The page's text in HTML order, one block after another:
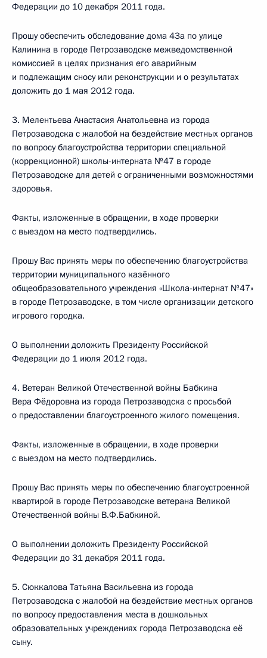
Федерации до 10 декабря 2011 года.
Прошу обеспечить обследование дома 43а по улице
Калинина в городе Петрозаводске межведомственной
комиссией в целях признания его аварийным
и подлежащим сносу или реконструкции и о результатах
доложить до 1 мая 2012 года.
3. Мелентьева Анастасия Анатольевна из города
Петрозаводска с жалобой на бездействие местных органов
по вопросу благоустройства территории специальной
(коррекционной) школы-интерната №47 в городе
Петрозаводске для детей с ограниченными возможностями
здоровья.
Факты, изложенные в обращении, в ходе проверки
с выездом на место подтвердились.
Прошу Вас принять меры по обеспечению благоустройства
территории муниципального казённого
общеобразовательного учреждения «Школа-интернат №47»
в городе Петрозаводске, в том числе организации детского
игрового городка.
О выполнении доложить Президенту Российской
Федерации до 1 июля 2012 года.
4. Ветеран Великой Отечественной войны Бабкина
Вера Фёдоровна из города Петрозаводска с просьбой
о предоставлении благоустроенного жилого помещения.
Факты, изложенные в обращении, в ходе проверки
с выездом на место подтвердились.
Прошу Вас принять меры по обеспечению благоустроенной
квартирой в городе Петрозаводске ветерана Великой
Отечественной войны В.Ф.Бабкиной.
О выполнении доложить Президенту Российской
Федерации до 31 декабря 2011 года.
5. Сюккалова Татьяна Васильевна из города
Петрозаводска с жалобой на бездействие местных органов
по вопросу предоставления места в дошкольных
образовательных учреждениях города Петрозаводска её
сыну.